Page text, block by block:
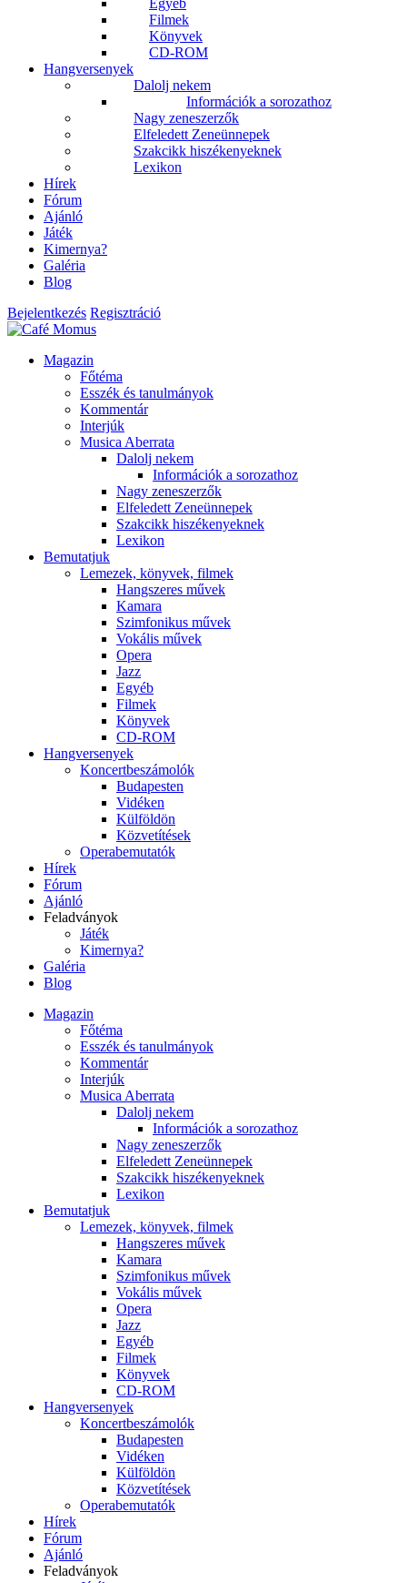
Egyéb
Filmek
Könyvek
CD-ROM
Hangversenyek
Dalolj nekem
Információk a sorozathoz
Nagy zeneszerzők
Elfeledett Zeneünnepek
Szakcikk hiszékenyeknek
Lexikon
Hírek
Fórum
Ajánló
Játék
Kimernya?
Galéria
Blog
Bejelentkezés Regisztráció
Magazin
Főtéma
Esszék és tanulmányok
Kommentár
Interjúk
Musica Aberrata
Dalolj nekem
Információk a sorozathoz
Nagy zeneszerzők
Elfeledett Zeneünnepek
Szakcikk hiszékenyeknek
Lexikon
Bemutatjuk
Lemezek, könyvek, filmek
Hangszeres művek
Kamara
Szimfonikus művek
Vokális művek
Opera
Jazz
Egyéb
Filmek
Könyvek
CD-ROM
Hangversenyek
Koncertbeszámolók
Budapesten
Vidéken
Külföldön
Közvetítések
Operabemutatók
Hírek
Fórum
Ajánló
Feladványok
Játék
Kimernya?
Galéria
Blog
Magazin
Főtéma
Esszék és tanulmányok
Kommentár
Interjúk
Musica Aberrata
Dalolj nekem
Információk a sorozathoz
Nagy zeneszerzők
Elfeledett Zeneünnepek
Szakcikk hiszékenyeknek
Lexikon
Bemutatjuk
Lemezek, könyvek, filmek
Hangszeres művek
Kamara
Szimfonikus művek
Vokális művek
Opera
Jazz
Egyéb
Filmek
Könyvek
CD-ROM
Hangversenyek
Koncertbeszámolók
Budapesten
Vidéken
Külföldön
Közvetítések
Operabemutatók
Hírek
Fórum
Ajánló
Feladványok